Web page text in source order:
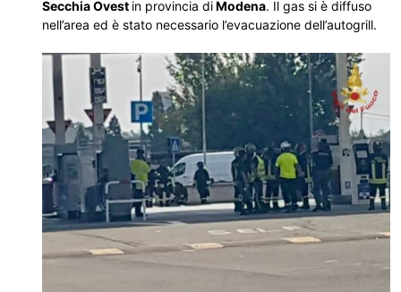
Secchia Ovest in provincia diModena. Il gas si è diffuso
nell’area ed è stato necessario l’evacuazione dell’autogrill.